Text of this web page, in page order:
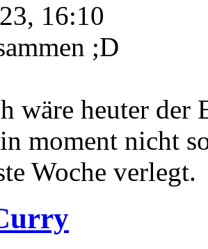
16:10
;D
wäre heuter der
moment nicht
Woche verlegt.